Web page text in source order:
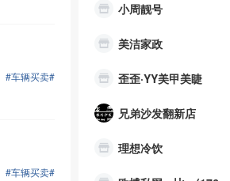
#车辆买卖#
#车辆买卖#
美洁家政
歪歪·YY美甲美睫
兄弟沙发翻新店
理想冷饮